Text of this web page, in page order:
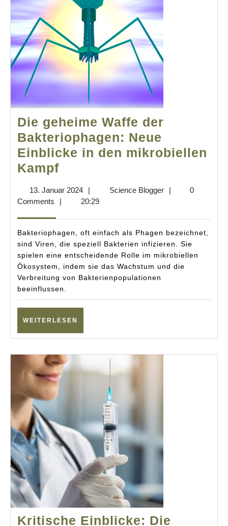
Die geheime Waffe der
Bakteriophagen: Neue
Einblicke in den mikrobiellen
KampfDie
Waffe
Bakteriophagen:
Neue
Einblicke
in
den
mikrobiellen
Kampf
13. Januar 202413.
Januar
| Science BloggerScience
|
0
Comments
| 20:29
Bakteriophagen, oft einfach als Phagen bezeichnet,
sind Viren, die speziell Bakterien infizieren. Sie
spielen eine entscheidende Rolle im mikrobiellen
Ökosystem, indem sie das Wachstum und die
Verbreitung von Bakterienpopulationen
beeinflussen.
WEITERLESEN
Kritische Einblicke: Die